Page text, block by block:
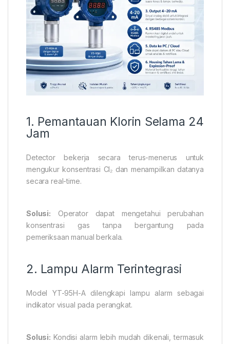
1. Pemantauan Klorin Selama 24
Jam
Detector bekerja secara terus-menerus untuk
mengukur konsentrasi Cl₂ dan menampilkan datanya
secara real-time.
Solusi: Operator dapat mengetahui perubahan
konsentrasi gas tanpa bergantung pada
pemeriksaan manual berkala.
2. Lampu Alarm Terintegrasi
Model YT-95H-A dilengkapi lampu alarm sebagai
indikator visual pada perangkat.
Solusi: Kondisi alarm lebih mudah dikenali, termasuk